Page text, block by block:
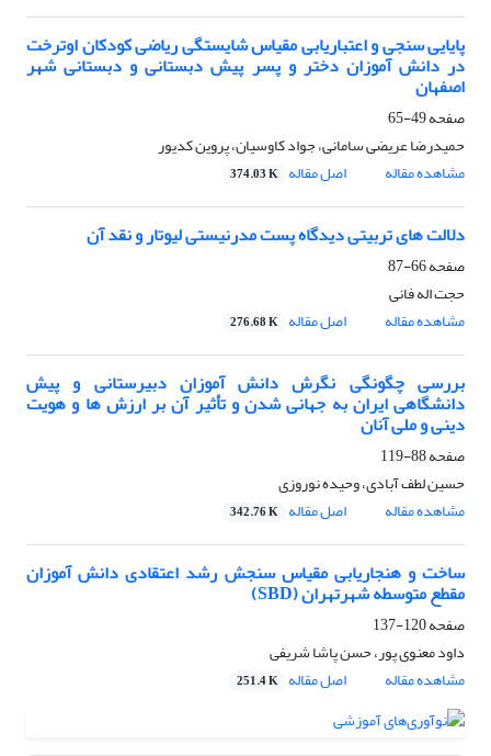
پایایی سنجی و اعتباریابی مقیاس شایستگی ریاضی کودکان اوترخت
در دانش آموزان دختر و پسر پیش دبستانی و دبستانی شهر
اصفهان
صفحه49-65
حمیدرضا عریضی سامانی، جواد کاوسیان، پروین کدیور
مشاهده مقاله
اصل مقاله 374.03 K
دلالت های تربیتی دیدگاه پست مدرنیستی لیوتار و نقد آن
صفحه66-87
حجت اله فانی
مشاهده مقاله
اصل مقاله 276.68 K
بررسی چگونگی نگرش دانش آموزان دبیرستانی و پیش
دانشگاهی ایران به جهانی شدن و تأثیر آن بر ارزش ها و هویت
دینی و ملی آنان
صفحه88-119
حسین لطف آبادی، وحیده نوروزی
مشاهده مقاله
اصل مقاله 342.76 K
ساخت و هنجاریابی مقیاس سنجش رشد اعتقادی دانش آموزان
مقطع متوسطه شهرتهران (SBD)
صفحه120-137
داود معنوی پور، حسن پاشا شریفی
مشاهده مقاله
اصل مقاله 251.4 K